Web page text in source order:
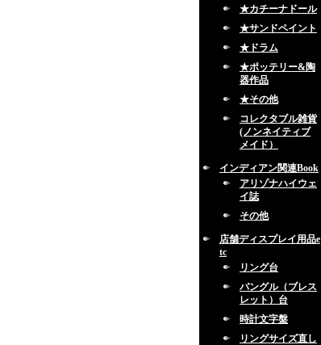
★カチーナドール
★サンドペイント
★ドラム
★ポッテリー&陶
器作品
★その他
コレクタブル雑貨
(ノンネイティブ
メイド）
インディアン関連Book
アリゾナハイウェ
イ誌
その他
店舗ディスプレイ用品e
tc
リング台
バングル（ブレス
レット）台
時計文字盤
リングサイズ直し